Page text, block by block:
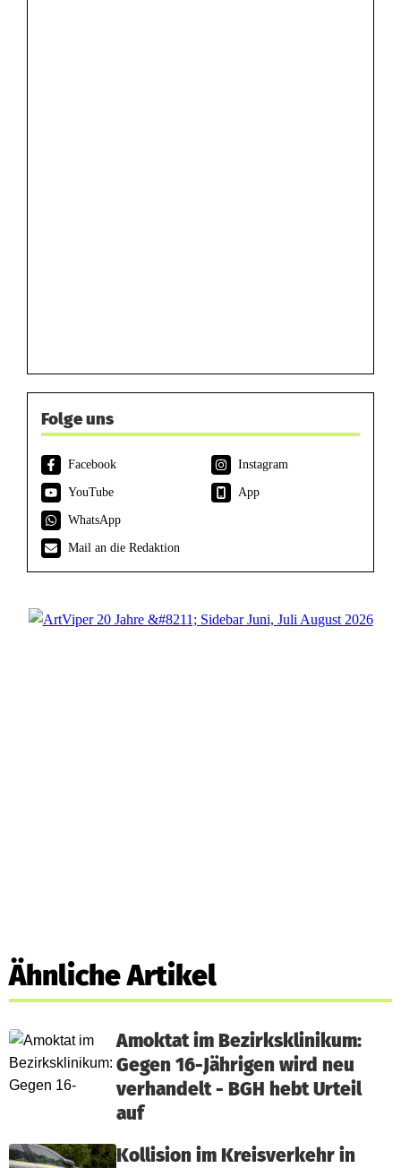
Folge uns
Facebook
Instagram
YouTube
App
WhatsApp
Mail an die Redaktion
Ähnliche Artikel
Amoktat im Bezirksklinikum:
Gegen 16-Jährigen wird neu
verhandelt - BGH hebt Urteil
auf
Kollision im Kreisverkehr in